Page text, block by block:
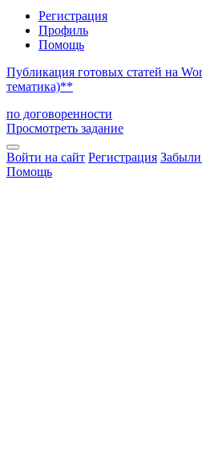
Регистрация
Профиль
Помощь
Публикация готовых статей на
тематика)**
по договоренности
Просмотреть задание
Войти на сайт Регистрация
Помощь